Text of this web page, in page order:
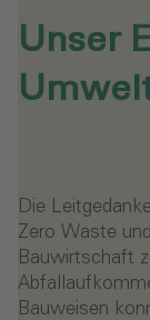
Unser
Die
Zero Waste
Bauwirtschaft
Bauweisen